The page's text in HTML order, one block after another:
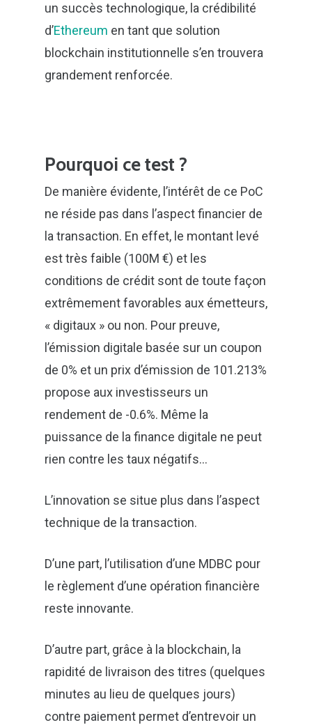
un succès technologique, la crédibilité
d’Ethereumen tant que solution
blockchain institutionnelle s’en trouvera
grandement renforcée.
Pourquoi ce test ?
De manière évidente, l’intérêt de ce PoC
ne réside pas dans l’aspect financier de
la transaction. En effet, le montant levé
est très faible (100M €) et les
conditions de crédit sont de toute façon
extrêmement favorables aux émetteurs,
« digitaux » ou non. Pour preuve,
l’émission digitale basée sur un coupon
de 0% et un prix d’émission de 101.213%
propose aux investisseurs un
rendement de -0.6%. Même la
puissance de la finance digitale ne peut
rien contre les taux négatifs…
L’innovation se situe plus dans l’aspect
technique de la transaction.
D’une part, l’utilisation d’une MDBC pour
le règlement d’une opération financière
reste innovante.
D’autre part, grâce à la blockchain, la
rapidité de livraison des titres (quelques
minutes au lieu de quelques jours)
contre paiement permet d’entrevoir un
En soumettant ce formulaire, j'accepte que les
informations saisies soient exploitées dans le cadre de ma
demande et de la relation commerciale qui pourrait en
découler. Vos données resteront confidentielles et ne